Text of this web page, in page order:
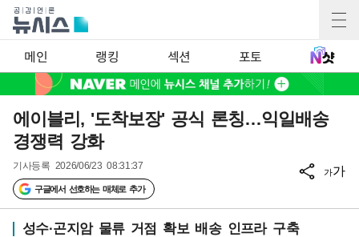
메인 랭킹 섹션 포토
에이블리, '도착보장' 공식 론칭…익일배송
경쟁력 강화
기사등록 2026/06/23 08:31:37
구글에서 선호하는 매체로 추가
가가
성수·곤지암 물류 거점 확보 배송 인프라 구축